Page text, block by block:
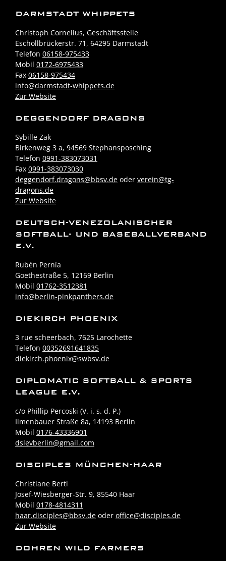
DARMSTADT WHIPPETS
Christoph Cornelius, Geschäftsstelle
Eschollbrückerstr. 71, 64295 Darmstadt
Telefon 06158-975433
Mobil 0172-6975433
Fax 06158-975434
info@darmstadt-whippets.de
Zur Website
DEGGENDORF DRAGONS
Sybille Zak
Birkenweg 3 a, 94569 Stephansposching
Telefon 0991-383073031
Fax 0991-383073030
deggendorf.dragons@bbsv.de oder verein@tg-
dragons.de
Zur Website
DEUTSCH-VENEZOLANISCHER
SOFTBALL- UND BASEBALLVERBAND
E.V.
Rubén Pernía
Goethestraße 5, 12169 Berlin
Mobil 01762-3512381
info@berlin-pinkpanthers.de
DIEKIRCH PHOENIX
3 rue scheerbach, 7625 Larochette
Telefon 00352691641835
diekirch.phoenix@swbsv.de
DIPLOMATIC SOFTBALL & SPORTS
LEAGUE E.V.
c/o Phillip Percoski (V. i. s. d. P.)
Ilmenbauer Straße 8a, 14193 Berlin
Mobil 0176-43336901
dslevberlin@gmail.com
DISCIPLES MÜNCHEN-HAAR
Christiane Bertl
Josef-Wiesberger-Str. 9, 85540 Haar
Mobil 0178-4814311
haar.disciples@bbsv.de oder office@disciples.de
Zur Website
DOHREN WILD FARMERS